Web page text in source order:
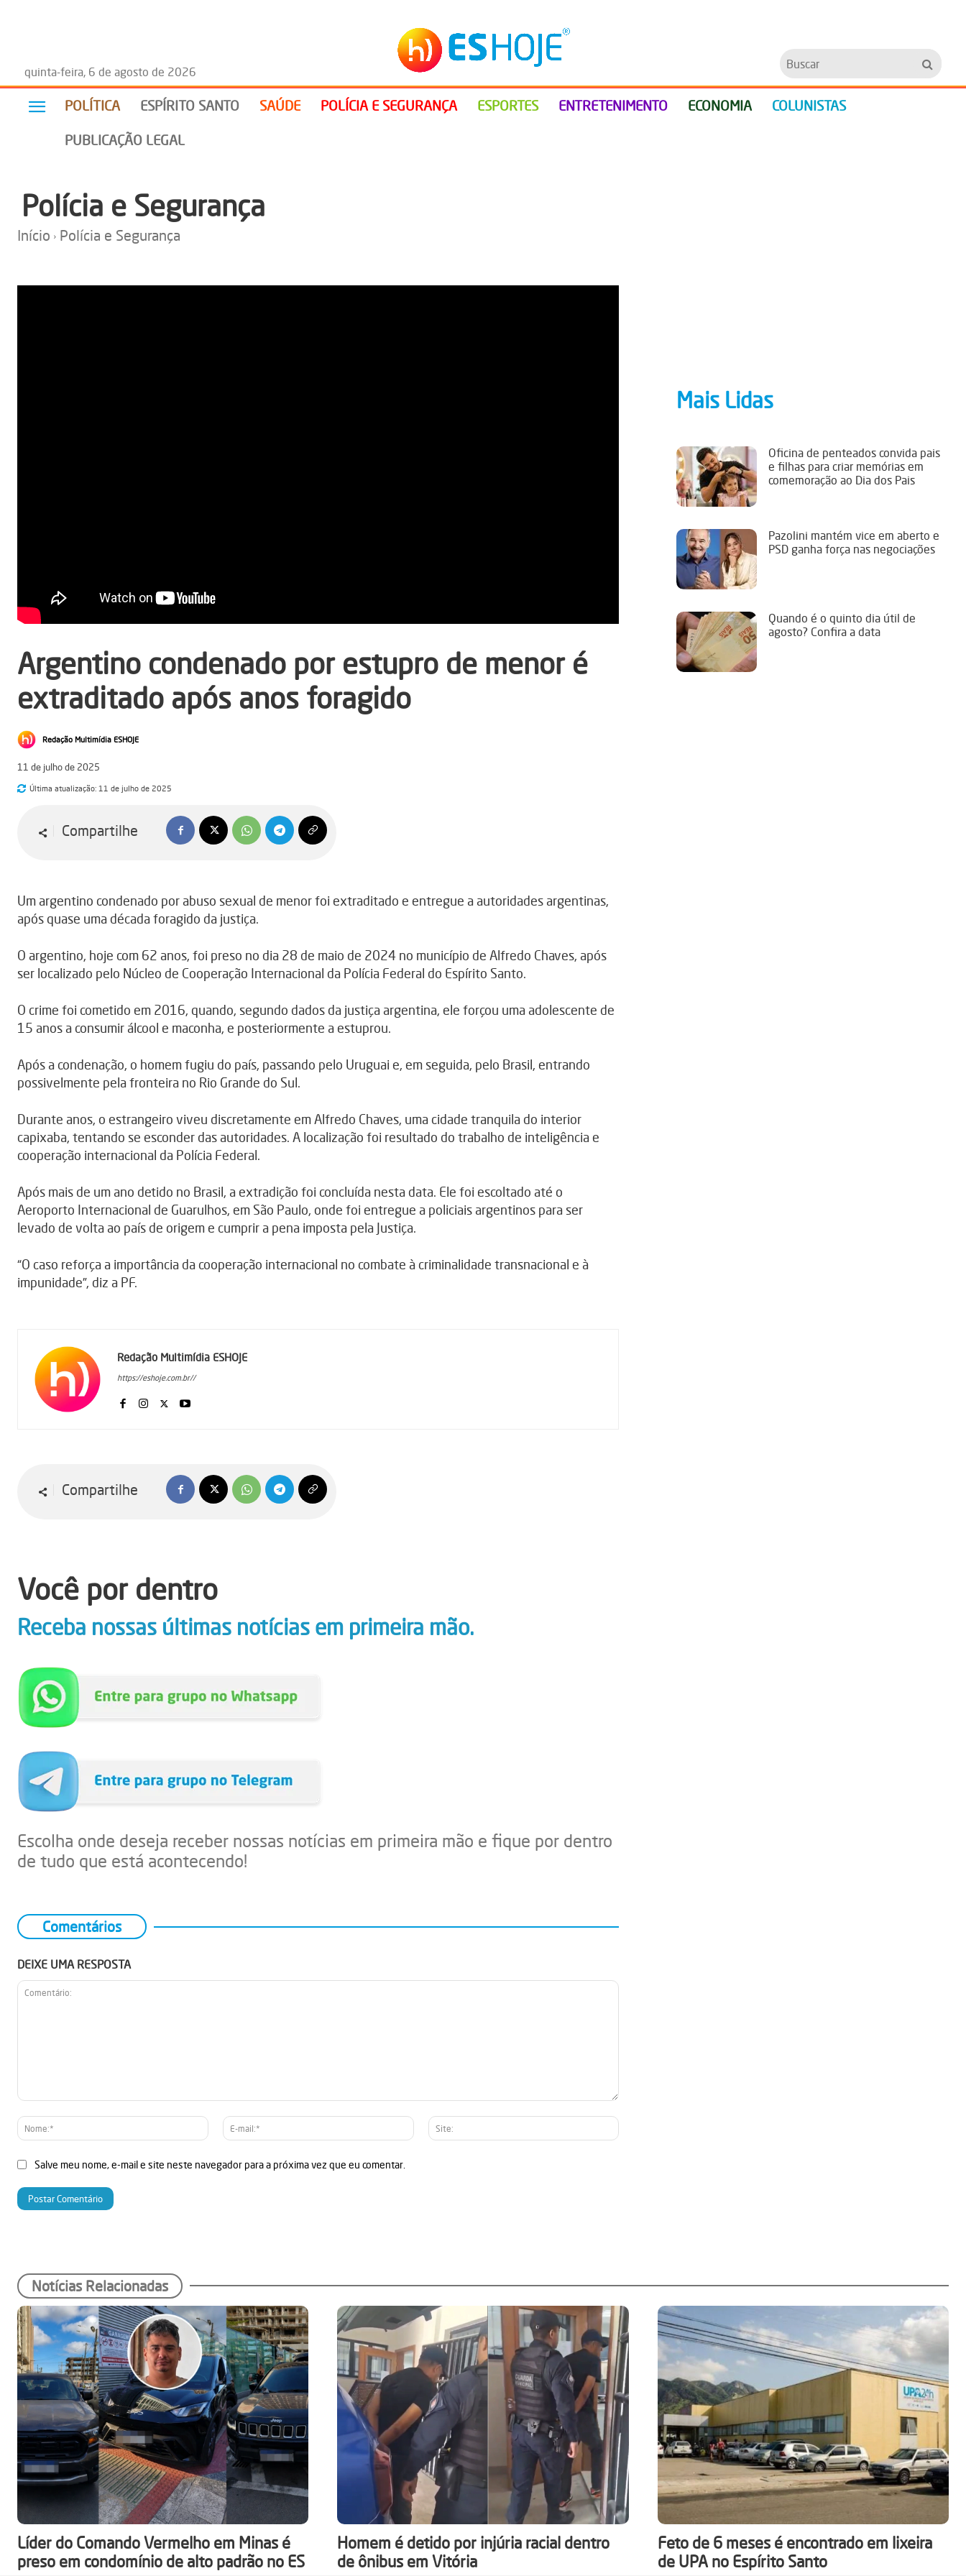
quinta-feira, 6 de agosto de 2026
Buscar
POLÍTICA ESPÍRITO SANTO SAÚDE POLÍCIA E SEGURANÇA ESPORTES ENTRETENIMENTO ECONOMIA COLUNISTAS
PUBLICAÇÃO LEGAL
Polícia e Segurança
Início Polícia e Segurança
Argentino condenado por estupro de menor é
extraditado após anos foragido
Redação Multimídia ESHOJE
11 de julho de 2025
Última atualização: 11 de julho de 2025
Compartilhe
Um argentino condenado por abuso sexual de menor foi extraditado e entregue a autoridades argentinas,
após quase uma década foragido da justiça.
O argentino, hoje com 62 anos, foi preso no dia 28 de maio de 2024 no município de Alfredo Chaves, após
ser localizado pelo Núcleo de Cooperação Internacional da Polícia Federal do Espírito Santo.
O crime foi cometido em 2016, quando, segundo dados da justiça argentina, ele forçou uma adolescente de
15 anos a consumir álcool e maconha, e posteriormente a estuprou.
Após a condenação, o homem fugiu do país, passando pelo Uruguai e, em seguida, pelo Brasil, entrando
possivelmente pela fronteira no Rio Grande do Sul.
Durante anos, o estrangeiro viveu discretamente em Alfredo Chaves, uma cidade tranquila do interior
capixaba, tentando se esconder das autoridades. A localização foi resultado do trabalho de inteligência e
cooperação internacional da Polícia Federal.
Após mais de um ano detido no Brasil, a extradição foi concluída nesta data. Ele foi escoltado até o
Aeroporto Internacional de Guarulhos, em São Paulo, onde foi entregue a policiais argentinos para ser
levado de volta ao país de origem e cumprir a pena imposta pela Justiça.
“O caso reforça a importância da cooperação internacional no combate à criminalidade transnacional e à
impunidade”, diz a PF.
Redação Multimídia ESHOJE
https://eshoje.com.br//
Compartilhe
Você por dentro
Receba nossas últimas notícias em primeira mão.
Escolha onde deseja receber nossas notícias em primeira mão e fique por dentro
de tudo que está acontecendo!
Comentários
DEIXE UMA RESPOSTA
Nome:*
E-
mail:*
Site:
Salve meu nome, e-mail e site neste navegador para a próxima vez que eu comentar.
Mais Lidas
Oficina de penteados convida pais
e filhas para criar memórias em
comemoração ao Dia dos Pais
Pazolini mantém vice em aberto e
PSD ganha força nas negociações
Quando é o quinto dia útil de
agosto? Confira a data
Notícias Relacionadas
Líder do Comando Vermelho em Minas é
preso em condomínio de alto padrão no ES
Homem é detido por injúria racial dentro
de ônibus em Vitória
Feto de 6 meses é encontrado em lixeira
de UPA no Espírito Santo